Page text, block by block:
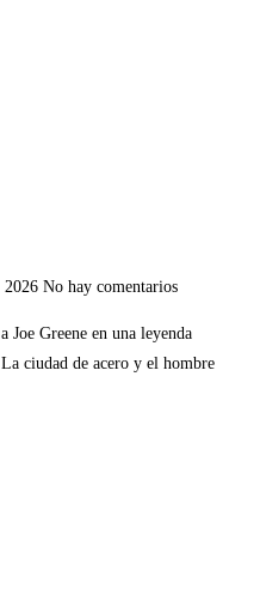
No hay comentarios
Greene en una leyenda
ciudad de acero y el hombre